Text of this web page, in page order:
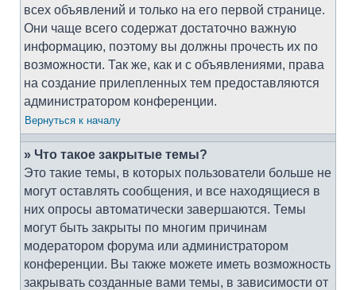
всех объявлений и только на его первой странице.
Они чаще всего содержат достаточно важную
информацию, поэтому вы должны прочесть их по
возможности. Так же, как и с объявлениями, права
на создание прилепленных тем предоставляются
администратором конференции.
Вернуться к началу
» Что такое закрытые темы?
Это такие темы, в которых пользователи больше не
могут оставлять сообщения, и все находящиеся в
них опросы автоматически завершаются. Темы
могут быть закрыты по многим причинам
модератором форума или администратором
конференции. Вы также можете иметь возможность
закрывать созданные вами темы, в зависимости от